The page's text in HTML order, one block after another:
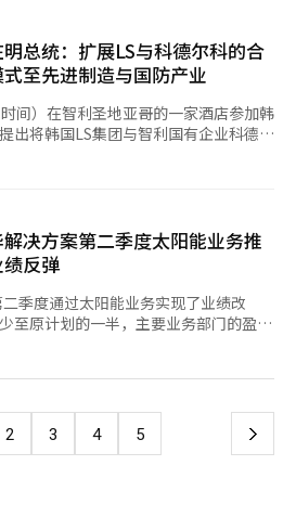
找到新的解决方案。最终，AI是一场超
球经济的
续到AI时代的时刻。政府应通过大胆投
业应通过技术创新引领全球市场，大学
的结构来培养人才。在任期第二年，韩
AI视为国家未来的核心，而不仅仅是未
国家，这将是韩国在未来十年中必须实
议是根据2025年签
备忘录举行的首次技术级会议。陈局
度能力提升技术支持、铁路人才培养、
（ODA）贷款改善凯内特地区铁路基础
活动在越南铁路网络现代化过程中具
国重视与越南在基础设施、技术和人力
合作。”他还提到：“韩国在引进高速
运营体系建设、维护能力提升和人才培
表示，将介绍项目规划和管理、技术转
愿意在高速铁路领域支持越南。 从
府的发展讨论也
省的消息，阮洪泰越南共产党中央委员
天上午会见了金部长率领的国土交通部
施和工业开发合作方案。 位于首
产活动，为地区经济增长、就业创造和
他强调：“北宁省将继续为韩国企业的
宁省在行政区划调整
和可持续的方式推进。他还表示希望
实施过程。 基础设施、可再
对两国部门间的合
迎越南建设部与韩国国土交通部的紧密
扩大实质性合作。 合作领域包
源、造船技术和高端人才培养。阮富仲
先关注的领域。 金允德部长向
了李在明总统的问候，并祝贺越南在社
家，并在2045年前跃升为高收入发达
一步发展两国合作关系的意愿。 亲
优势领域与越南分享开发经验，并表示
标实施过程中的可信赖合作伙伴之一。
于全面战略伙伴关系，扩大经济和产业
双方确认了在连接越南发展目标与韩国
。其中，风电和太阳能占比为
例较2020年的9.7%增长了两倍以上。
太阳能的发电比例提高到整体电力生
士预计该目标可能在2028年就能实
风电和太阳能发电装机容量达到19.5
力
投资额较去年增长了13.5%。电动车充
资增长了21.8%，而能源储存装置
1.6%。相反，煤炭产量下降了1.7%。
瓦，继续保持全球主要经济体中最大的
（AI）系统翻译与编辑。
总统：扩展LS与科德尔科的合
至先进制造与国防产业
间）在智利圣地亚哥的一家酒店参加韩
出将韩国LS集团与智利国有企业科德尔
合作的成功模式，并建议将其扩展至先
应链方面，还能在先进制造业和国防等
同效应。” 此次活动中，韩国和智利
。韩国方面包括OCI控股公司会长李宇
集团会长具滋恩、考勒亚铅会长崔允
华海洋总裁郑仁燮、NAVER代表崔秀
、SK生物药代表李东勋等。 智利方面
里奥·纳瓦罗和智利生产商业联盟会长
、钢铁、汽车、农产品和林业等领域
统评价智利为“韩国首个自由贸易协
重大转型的背景下，国家间的信任与企
加重要。 李总统指出：“自2004年签
决方案第二季度太阳能业务推
反弹
季度通过太阳能业务实现了业绩改
至原计划的一半，主要业务部门的盈利
会减轻投资资金的压力。 汉华解
亿韩元。销售额同比增长47.01%，营
部门的销售额为
为1664亿韩元。太阳能模块销售价格
2 3 4 5 下